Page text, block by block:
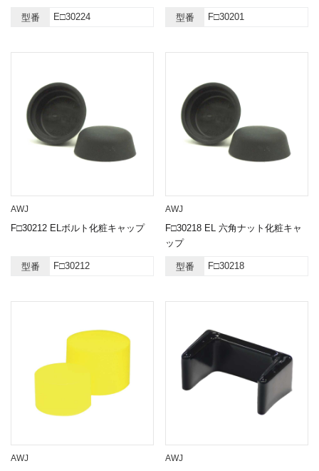
型番 E□30224 型番 F□30201
AWJ
F□30212 ELボルト化粧キャップ
型番 F□30212
AWJ
F□30218 EL 六角ナット化粧キャ
ップ
型番 F□30218
AWJ AWJ